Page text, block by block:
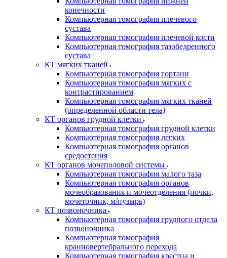
конечности
Компьютерная томография плечевого
сустава
Компьютерная томография плечевой кости
Компьютерная томография тазобедренного
сустава
КТ мягких тканей
Компьютерная томография гортани
Компьютерная томография мягких с
контрастированием
Компьютерная томография мягких тканей
(определенной области тела)
КТ органов грудной клетки
Компьютерная томография грудной клетки
Компьютерная томография легких
Компьютерная томография органов
средостения
КТ органов мочеполовой системы
Компьютерная томография малого таза
Компьютерная томография органов
мочеобразования и мочеотделения (почки,
мочеточник, м/пузырь)
КТ позвоночника
Компьютерная томография грудного отдела
позвоночника
Компьютерная томография
краниовертебрального перехода
Компьютерная томография крестца и